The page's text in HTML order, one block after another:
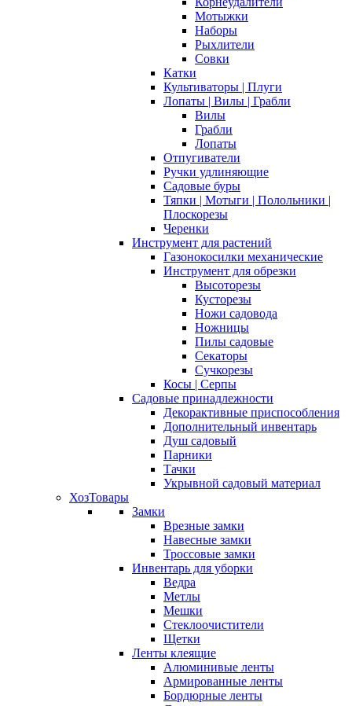
Мотыжки
Наборы
Рыхлители
Совки
Катки
Культиваторы | Плуги
Лопаты | Вилы | Грабли
Вилы
Грабли
Лопаты
Отпугиватели
Ручки удлиняющие
Садовые буры
Тяпки | Мотыги | Полольники |
Плоскорезы
Черенки
Инструмент для растений
Газонокосилки механические
Инструмент для обрезки
Высоторезы
Кусторезы
Ножи садовода
Ножницы
Пилы садовые
Секаторы
Сучкорезы
Косы | Серпы
Садовые принадлежности
Декорактивные приспособления
Дополнительный инвентарь
Душ садовый
Парники
Тачки
Укрывной садовый материал
ХозТовары
Замки
Врезные замки
Навесные замки
Троссовые замки
Инвентарь для уборки
Ведра
Метлы
Мешки
Стеклоочистители
Щетки
Ленты клеящие
Алюминивые ленты
Армированные ленты
Бордюрные ленты